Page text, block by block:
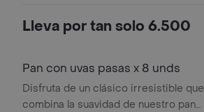
Lleva por tan solo 6.500
Pan con uvas pasas x 8 unds
Disfruta de un clásico irresistible que
combina la suavidad de nuestro pan